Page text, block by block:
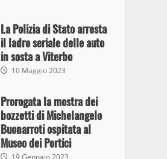
La Polizia di Stato arresta
il ladro seriale delle auto
in sosta a Viterbo
10 Maggio 2023
Prorogata la mostra dei
bozzetti di Michelangelo
Buonarroti ospitata al
Museo dei Portici
19 Gennaio 2023